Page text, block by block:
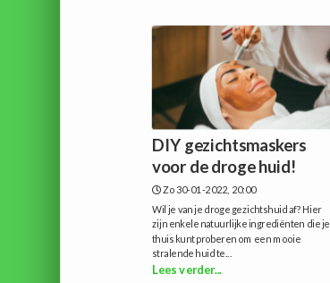
DIY gezichtsmaskers
voor de droge huid!
Zo 30-01-2022, 20:00
Wil je van je droge gezichtshuid af? Hier
zijn enkele natuurlijke ingrediënten die je
thuis kunt proberen om een ​​mooie
stralende huid te...
Lees verder...